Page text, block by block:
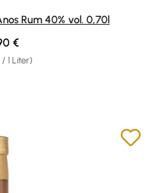
4.91 von 5 Sternen
Rum 40% vol. 0,70l
/ 1 Liter)
Preis:
€